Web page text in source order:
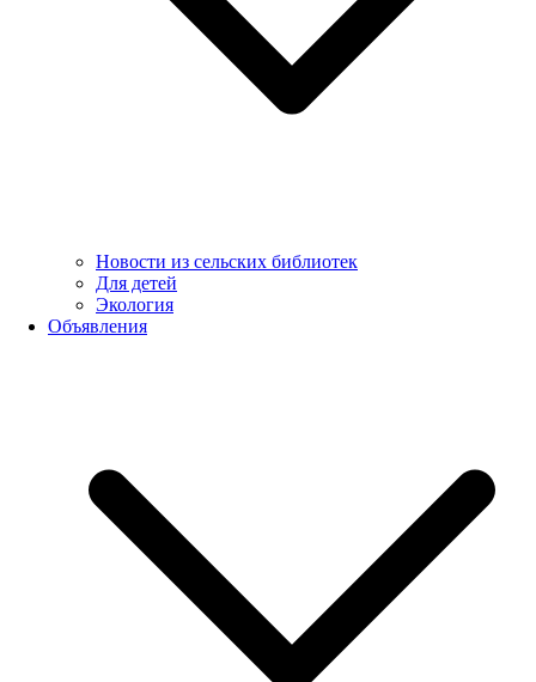
Новости из сельских библиотек
Для детей
Экология
Объявления